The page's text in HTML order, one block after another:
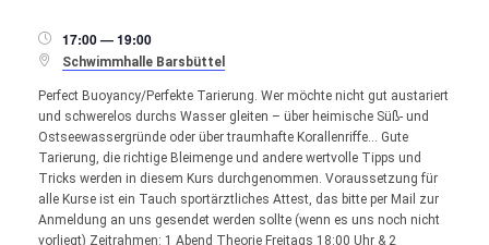
 17:00 — 19:00
 Schwimmhalle Barsbüttel
Perfect Buoyancy/Perfekte Tarierung. Wer möchte nicht gut austariert
und schwerelos durchs Wasser gleiten – über heimische Süß- und
Ostseewassergründe oder über traumhafte Korallenriffe… Gute
Tarierung, die richtige Bleimenge und andere wertvolle Tipps und
Tricks werden in diesem Kurs durchgenommen. Voraussetzung für
alle Kurse ist ein Tauch sportärztliches Attest, das bitte per Mail zur
Anmeldung an uns gesendet werden sollte (wenn es uns noch nicht
vorliegt) Zeitrahmen: 1 Abend Theorie Freitags 18:00 Uhr & 2